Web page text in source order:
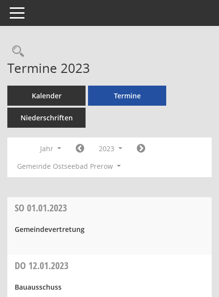
Toggle navigation
Rechercheauswahl
Termine 2023
Kalender Termine
Niederschriften
Jahr
2023
Gemeinde Ostseebad Prerow
SO 01.01.2023
Gemeindevertretung
DO 12.01.2023
Bauausschuss